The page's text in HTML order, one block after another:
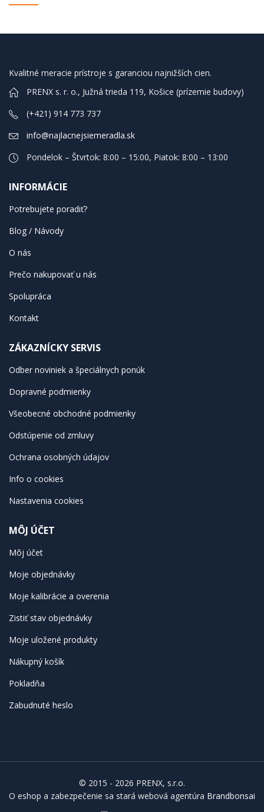
Kvalitné meracie prístroje s garanciou najnižších cien.
PRENX s. r. o., Južná trieda 119, Košice (prízemie budovy)
(+421) 914 773 737
info@najlacnejsiemeradla.sk
Pondelok – Štvrtok: 8:00 – 15:00, Piatok: 8:00 – 13:00
INFORMÁCIE
Potrebujete poradiť?
Blog / Návody
O nás
Prečo nakupovať u nás
Spolupráca
Kontakt
ZÁKAZNÍCKY SERVIS
Odber noviniek a špeciálnych ponúk
Dopravné podmienky
Všeobecné obchodné podmienky
Odstúpenie od zmluvy
Ochrana osobných údajov
Info o cookies
Nastavenia cookies
MÔJ ÚČET
Môj účet
Moje objednávky
Moje kalibrácie a overenia
Zistiť stav objednávky
Moje uložené produkty
Nákupný košík
Pokladňa
Zabudnuté heslo
© 2015 - 2026 PRENX, s.r.o.
O eshop a zabezpečenie sa stará webová agentúra Brandbonsai